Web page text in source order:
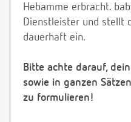
Hebamme erbracht.
Dienstleister und stellt
dauerhaft ein.
Bitte achte darauf,
sowie in ganzen
zu formulieren!